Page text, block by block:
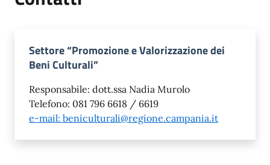
Settore “Promozione e Valorizzazione dei
Beni Culturali”
Responsabile: dott.ssa Nadia Murolo
Telefono: 081 796 6618 / 6619
e-mail: beniculturali@regione.campania.it